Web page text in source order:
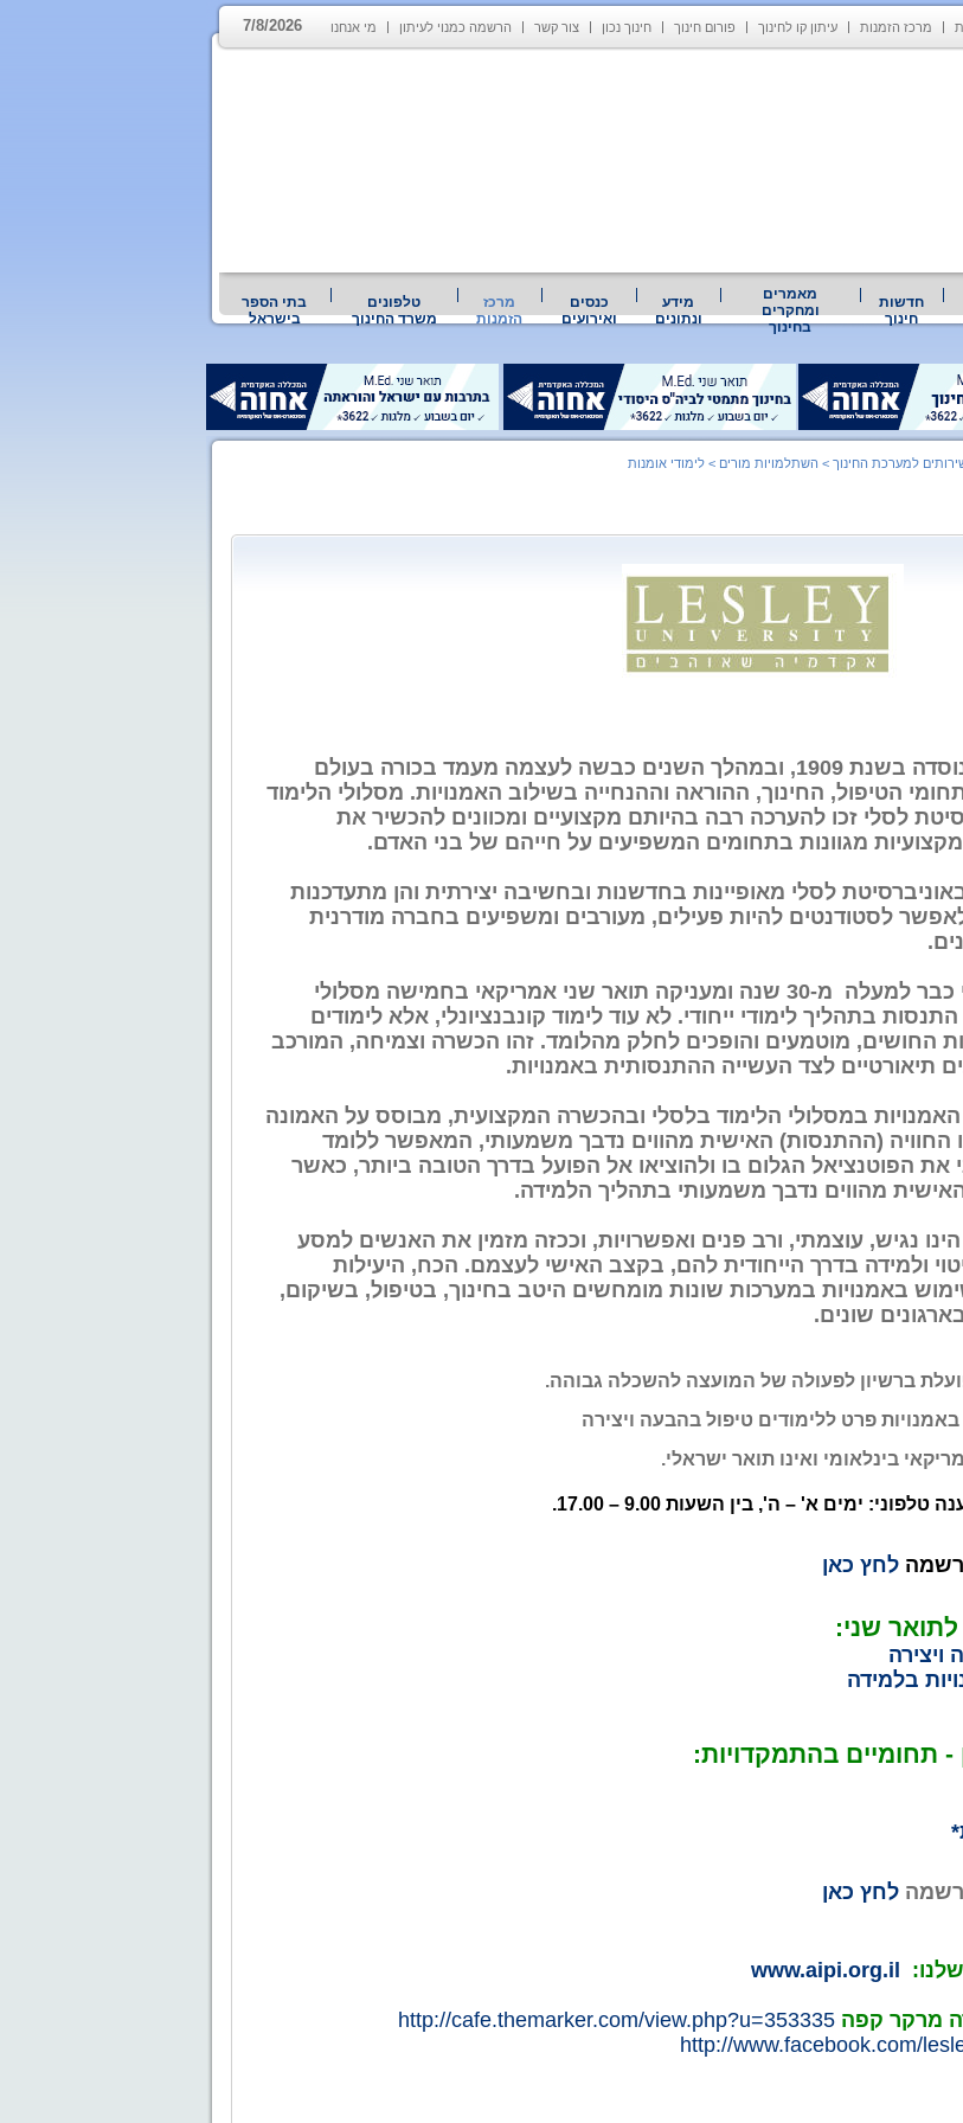
מרכז הזמנות עיתון קו לחינוך פורום חינוך חינוך נכון צור קשר הרשמה כמנוי לעיתון מי אנחנו 7/8/2026
חדשות
חינוך
מאמרים
ומחקרים
בחינוך
מידע
ונתונים
כנסים
ואירועים
מרכז
הזמנות
טלפונים
משרד החינוך
בתי הספר
בישראל
למערכת החינוך > השתלמויות מורים > לימודי אומנות
אוניברסיטת לסלי נוסדה בשנת 1909, ובמהלך השנים כבשה לעצמה מעמד בכורה בעולם
הטיפול, החינוך, ההוראה וההנחייה בשילוב האמנויות. מסלולי הלימוד
לסלי זכו להערכה רבה בהיותם מקצועיים ומכוונים להכשיר את
מקצועיות מגוונות בתחומים המשפיעים על חייהם של בני האדם.
לסלי מאופיינות בחדשנות ובחשיבה יצירתית והן מתעדכנות
לסטודנטים להיות פעילים, מעורבים ומשפיעים בחברה מודרנית
בארץ, פועלת לסלי כבר למעלה מ-30 שנה ומעניקה תואר שני אמריקאי בחמישה מסלולי
בתהליך לימודי ייחודי. לא עוד לימוד קונבנציונלי, אלא לימודים
החושים, מוטמעים והופכים לחלק מהלומד. זהו הכשרה וצמיחה, המורכב
תיאורטיים לצד העשייה ההתנסותית באמנויות.
האמנויות במסלולי הלימוד בלסלי ובהכשרה המקצועית, מבוסס על האמונה
החוויה (ההתנסות) האישית מהווים נדבך משמעותי, המאפשר ללומד
את הפוטנציאל הגלום בו ולהוציאו אל הפועל בדרך הטובה ביותר, כאשר
מהווים נדבך משמעותי בתהליך הלמידה.
נגיש, עוצמתי, ורב פנים ואפשרויות, וככזה מזמין את האנשים למסע
ולמידה בדרך הייחודית להם, בקצב האישי לעצמם. הכח, היעילות
באמנויות במערכות שונות מומחשים היטב בחינוך, בטיפול, בשיקום,
שונים.
ברשיון לפעולה של המועצה להשכלה גבוהה.
פרט ללימודים טיפול בהבעה ויצירה
בינלאומי ואינו תואר ישראלי.
ימים א' – ה', בין השעות 9.00 – 17.00.
לחץ כאן
לתואר שני:
ויצירה
בלמידה
- תחומיים בהתמקדויות:
לחץ כאן
www.aipi.org.il
מרקר קפה http://cafe.themarker.com/view.php?u=353335
http://www.facebook.com/